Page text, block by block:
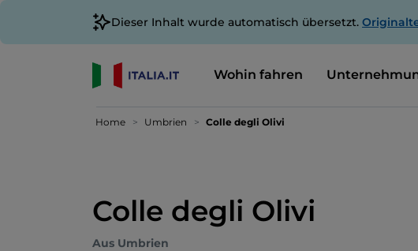
Dieser Inhalt wurde automatisch übersetzt.
Wohin fahren
Home Umbrien Colle degli Olivi
Colle degli Olivi
Aus Umbrien